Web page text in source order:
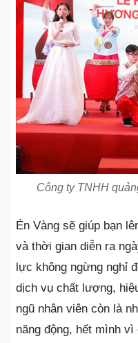
Công ty TNHH
Én Vàng sẽ giúp bạn
và thời gian diễn ra
lực không ngừng nghỉ
dịch vụ chất lượng,
ngũ nhân viên còn là
năng động, hết mình